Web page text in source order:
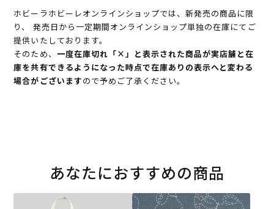
ホビーラホビーレオンラインショップでは、新発売の商品に限
り、 発売日から一定期間オンラインショップ単独の在庫にてご
提供いたしております。
そのため、 一度在庫切れ「×」と表示された商品が実店舗と在
庫を共有できるようになった時点で在庫ありの表示へと変わる
場合がございますので予めご了承ください。
あなたにおすすめの商品